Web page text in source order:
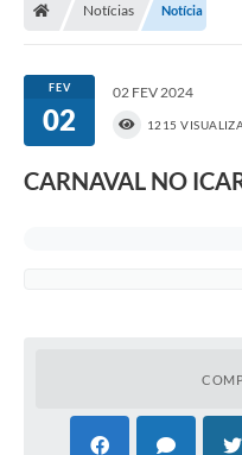
Notícias Notícia
FEV
02
02 FEV 2024
1215
CARNAVAL NO